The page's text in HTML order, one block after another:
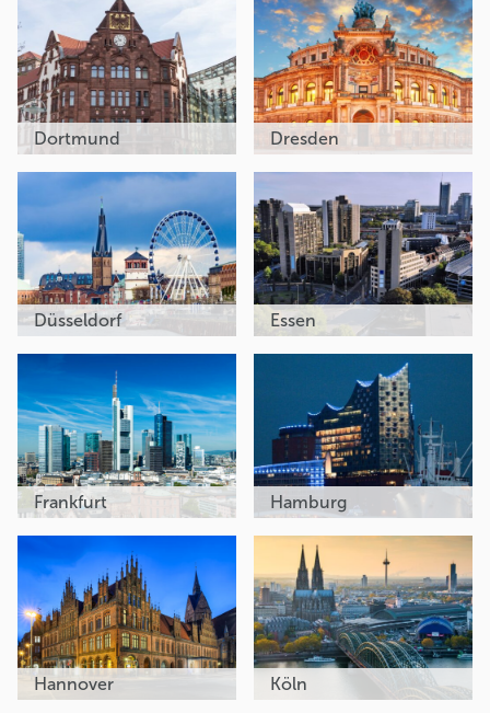
Dortmund Dresden
Düsseldorf Essen
Frankfurt Hamburg
Hannover Köln